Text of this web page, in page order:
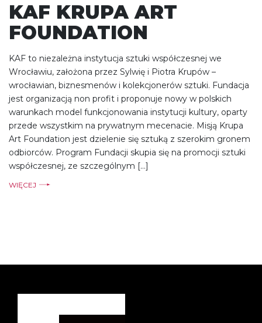
KAF KRUPA ART
FOUNDATION
KAF to niezależna instytucja sztuki współczesnej we
Wrocławiu, założona przez Sylwię i Piotra Krupów –
wrocławian, biznesmenów i kolekcjonerów sztuki. Fundacja
jest organizacją non profit i proponuje nowy w polskich
warunkach model funkcjonowania instytucji kultury, oparty
przede wszystkim na prywatnym mecenacie. Misją Krupa
Art Foundation jest dzielenie się sztuką z szerokim gronem
odbiorców. Program Fundacji skupia się na promocji sztuki
współczesnej, ze szczególnym […]
WIĘCEJ